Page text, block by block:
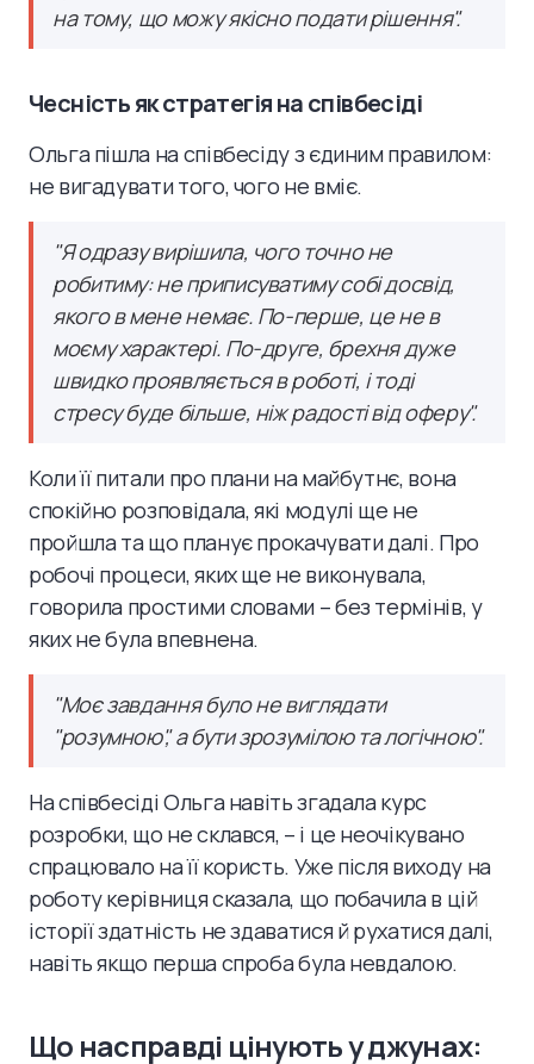
на тому, що можу якісно подати рішення".
Чесність як стратегія на співбесіді
Ольга пішла на співбесіду з єдиним правилом:
не вигадувати того, чого не вміє.
"Я одразу вирішила, чого точно не
робитиму: не приписуватиму собі досвід,
якого в мене немає. По-перше, це не в
моєму характері. По-друге, брехня дуже
швидко проявляється в роботі, і тоді
стресу буде більше, ніж радості від оферу".
Коли її питали про плани на майбутнє, вона
спокійно розповідала, які модулі ще не
пройшла та що планує прокачувати далі. Про
робочі процеси, яких ще не виконувала,
говорила простими словами – без термінів, у
яких не була впевнена.
"Моє завдання було не виглядати
"розумною", а бути зрозумілою та логічною".
На співбесіді Ольга навіть згадала курс
розробки, що не склався, – і це неочікувано
спрацювало на її користь. Уже після виходу на
роботу керівниця сказала, що побачила в цій
історії здатність не здаватися й рухатися далі,
навіть якщо перша спроба була невдалою.
Що насправді цінують у джунах: